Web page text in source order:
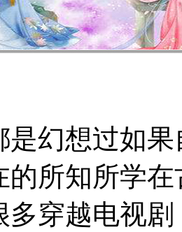
是幻想过如
的所知所学
多穿越电视